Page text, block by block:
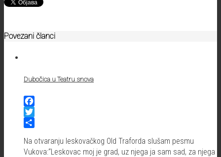
Povezani članci
Dubočica u Teatru snova
Facebook
Twitter
Na otvaranju leskovačkog Old Traforda slušam pesmu
Vukova:“Leskovac moj je grad, uz njega ja sam sad, za njega